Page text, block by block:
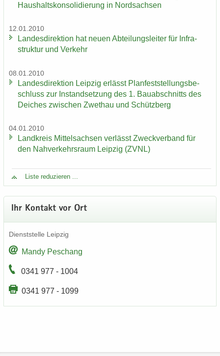
Haus­halts­kon­so­li­die­rung in Nord­sach­sen
12.01.2010
Lan­des­di­rek­ti­on hat neuen Ab­tei­lungs­lei­ter für In­fra­
struk­tur und Ver­kehr
08.01.2010
Lan­des­di­rek­ti­on Leip­zig er­lässt Plan­fest­stel­lungs­be­
schluss zur In­stand­set­zung des 1. Bau­ab­schnitts des
Dei­ches zwi­schen Zwet­hau und Schütz­berg
04.01.2010
Land­kreis Mit­tel­sach­sen ver­lässt Zweck­ver­band für
den Nah­ver­kehrs­raum Leip­zig (ZVNL)
Liste re­du­zie­ren ...
Ihr Kon­takt vor Ort
Dienst­stel­le Leip­zig
Mandy Peschang
0341 977 - 1004
0341 977 - 1099